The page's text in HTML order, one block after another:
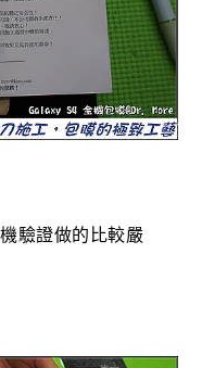
驗證做的比較嚴